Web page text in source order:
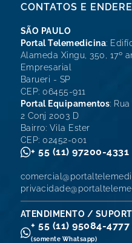
CONTATOS E
SÃO PAULO
Portal Telemedicina:
Alameda Xingu, 350, 17º
Empresarial
Barueri - SP
CEP: 06455-911
Portal Equipamentos:
2 Conj 2003 D
Bairro: Vila Ester
CEP: 02452-001
+ 55 (11) 97200-4331
ATENDIMENTO /
+ 55 (11) 95084-
(somente Whatsapp)